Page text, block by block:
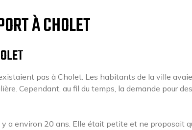
À CHOLET
pas à Cholet. Les habitants de la ville
Cependant, au fil du temps, la demande pour des
a environ 20 ans. Elle était petite et ne proposait